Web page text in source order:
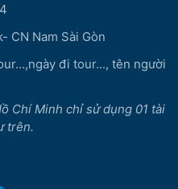
CN Nam Sài Gòn
đi tour..., tên người
Chí Minh chỉ sử dụng 01 tài
trên.